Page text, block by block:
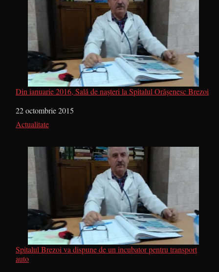
Din ianuarie 2016, Sală de naşteri la Spitalul Orăşenesc Brezoi
Dată
22 octombrie 2015
În legătură cu
Actualitate
Spitalul Brezoi va dispune de un incubator pentru transport
auto